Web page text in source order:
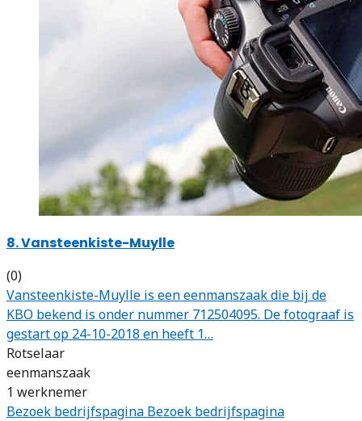
8. Vansteenkiste-Muylle
(0)
Vansteenkiste-Muylle is een eenmanszaak die bij de
KBO bekend is onder nummer 712504095. De fotograaf is
gestart op 24-10-2018 en heeft 1…
Rotselaar
eenmanszaak
1 werknemer
Bezoek bedrijfspagina Bezoek bedrijfspagina